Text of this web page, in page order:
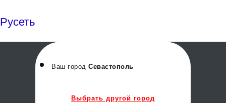
Русеть
Ваш город Севастополь
Выбрать другой город